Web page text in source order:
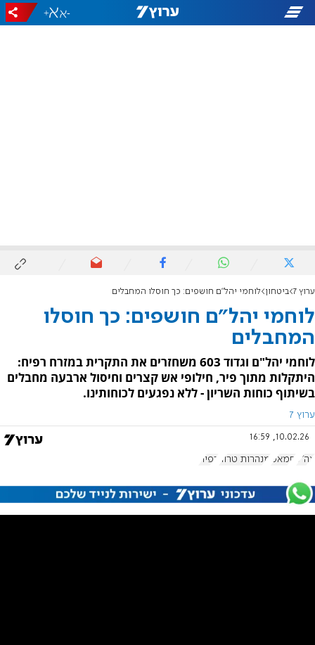
-
+
ערוץ 7 ביטחון לוחמי יהל"ם חושפים: כך חוסלו המחבלים
לוחמי יהל"ם חושפים: כך חוסלו
המחבלים
לוחמי יהל"ם וגדוד 603 משחזרים את התקרית במזרח רפיח:
היתקלות מתוך פיר, חילופי אש קצרים וחיסול ארבעה מחבלים
בשיתוף כוחות השריון - ללא נפגעים לכוחותינו.
ערוץ 7
10.02.26, 16:59
צה"ל חמאס מנהרות טרור רפיח